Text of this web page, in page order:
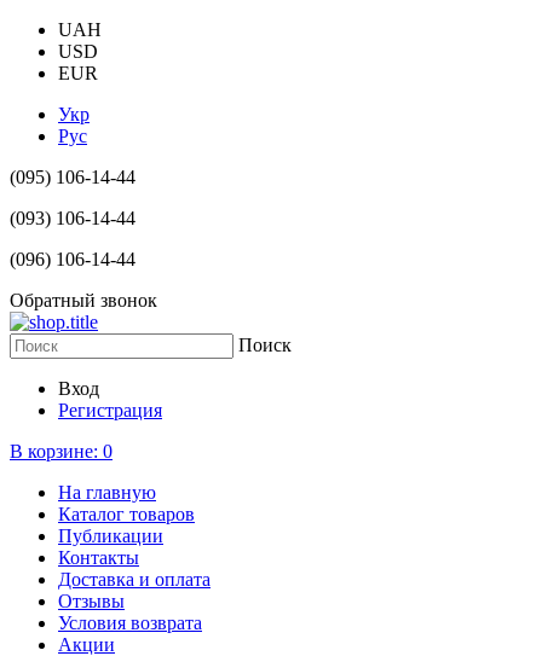
UAH
USD
EUR
Укр
Рус
(095) 106-14-44
(093) 106-14-44
(096) 106-14-44
Обратный звонок
Поиск
Вход
Регистрация
В корзине: 0
На главную
Каталог товаров
Публикации
Контакты
Доставка и оплата
Отзывы
Условия возврата
Акции